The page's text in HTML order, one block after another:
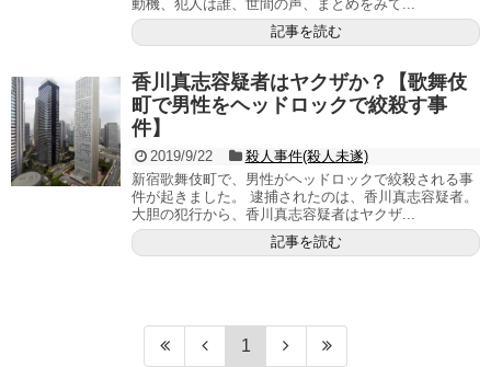
動機、犯人は誰、世間の声、まとめをみて...
記事を読む
香川真志容疑者はヤクザか？【歌舞伎
町で男性をヘッドロックで絞殺す事
件】
2019/9/22
殺人事件(殺人未遂)
新宿歌舞伎町で、男性がヘッドロックで絞殺される事
件が起きました。 逮捕されたのは、香川真志容疑者。
大胆の犯行から、香川真志容疑者はヤクザ...
記事を読む
1